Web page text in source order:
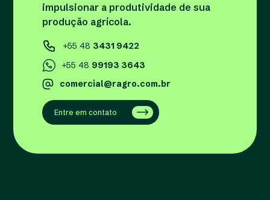
impulsionar a produtividade de sua
produção agrícola.
+55 48 3431 9422
+55 48 99193 3643
comercial@ragro.com.br
Entre em contato